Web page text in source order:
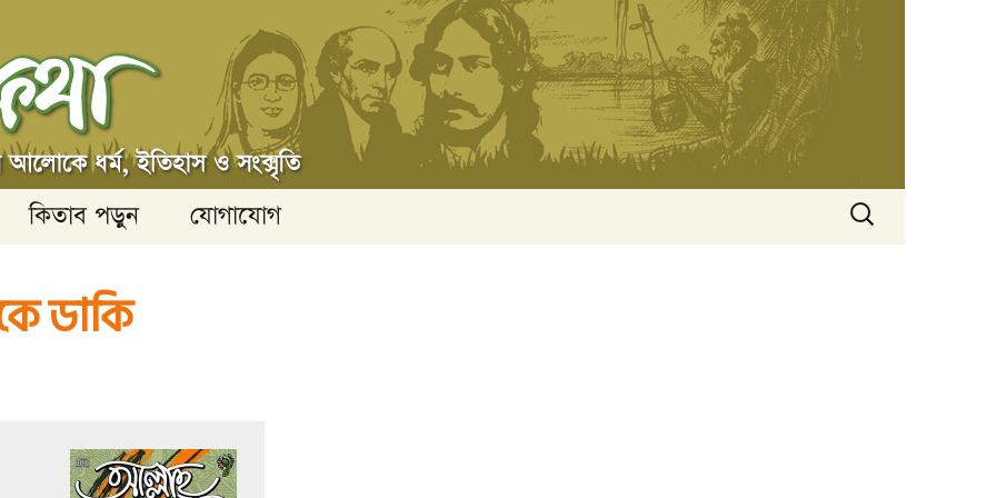
কিতাব পড়ুন যোগাযোগ অনুসন্ধানঃ
ডাকি